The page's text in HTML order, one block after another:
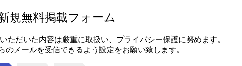
規無料掲載フォーム
ただいた内容は厳重に取扱い、プライバシー保護に努めます。
のメールを受信できるよう設定をお願い致します。